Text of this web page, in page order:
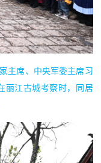
主席、中央军委主席习
丽江古城考察时，同居